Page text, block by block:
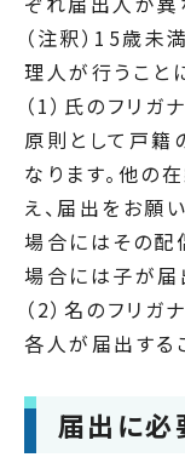
（注釈）15歳
理人が行うこと
（1）氏のフリガ
原則として戸籍
なります。他の
え、届出をお願
場合にはその配
場合には子が届
（2）名のフリガ
各人が届出する
届出に必